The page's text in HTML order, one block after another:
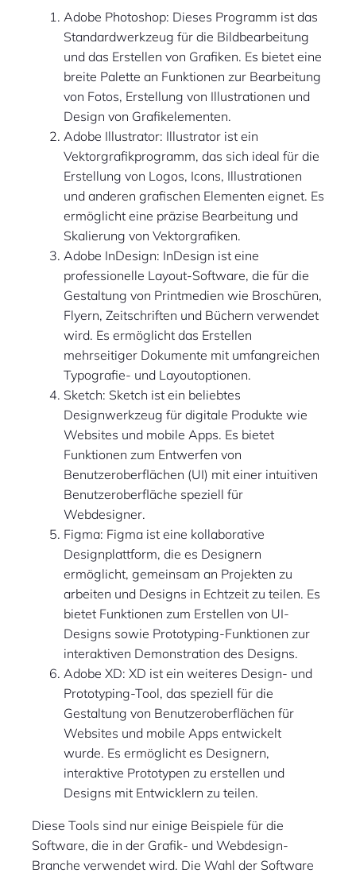
Adobe Photoshop: Dieses Programm ist das
Standardwerkzeug für die Bildbearbeitung
und das Erstellen von Grafiken. Es bietet eine
breite Palette an Funktionen zur Bearbeitung
von Fotos, Erstellung von Illustrationen und
Design von Grafikelementen.
Adobe Illustrator: Illustrator ist ein
Vektorgrafikprogramm, das sich ideal für die
Erstellung von Logos, Icons, Illustrationen
und anderen grafischen Elementen eignet. Es
ermöglicht eine präzise Bearbeitung und
Skalierung von Vektorgrafiken.
Adobe InDesign: InDesign ist eine
professionelle Layout-Software, die für die
Gestaltung von Printmedien wie Broschüren,
Flyern, Zeitschriften und Büchern verwendet
wird. Es ermöglicht das Erstellen
mehrseitiger Dokumente mit umfangreichen
Typografie- und Layoutoptionen.
Sketch: Sketch ist ein beliebtes
Designwerkzeug für digitale Produkte wie
Websites und mobile Apps. Es bietet
Funktionen zum Entwerfen von
Benutzeroberflächen (UI) mit einer intuitiven
Benutzeroberfläche speziell für
Webdesigner.
Figma: Figma ist eine kollaborative
Designplattform, die es Designern
ermöglicht, gemeinsam an Projekten zu
arbeiten und Designs in Echtzeit zu teilen. Es
bietet Funktionen zum Erstellen von UI-
Designs sowie Prototyping-Funktionen zur
interaktiven Demonstration des Designs.
Adobe XD: XD ist ein weiteres Design- und
Prototyping-Tool, das speziell für die
Gestaltung von Benutzeroberflächen für
Websites und mobile Apps entwickelt
wurde. Es ermöglicht es Designern,
interaktive Prototypen zu erstellen und
Designs mit Entwicklern zu teilen.
Diese Tools sind nur einige Beispiele für die
Software, die in der Grafik- und Webdesign-
Branche verwendet wird. Die Wahl der Software